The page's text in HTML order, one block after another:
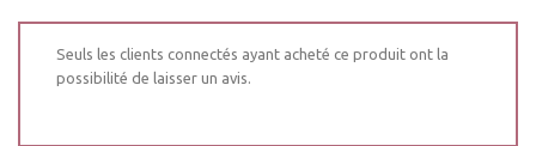
Seuls les clients connectés ayant acheté ce produit ont la
possibilité de laisser un avis.